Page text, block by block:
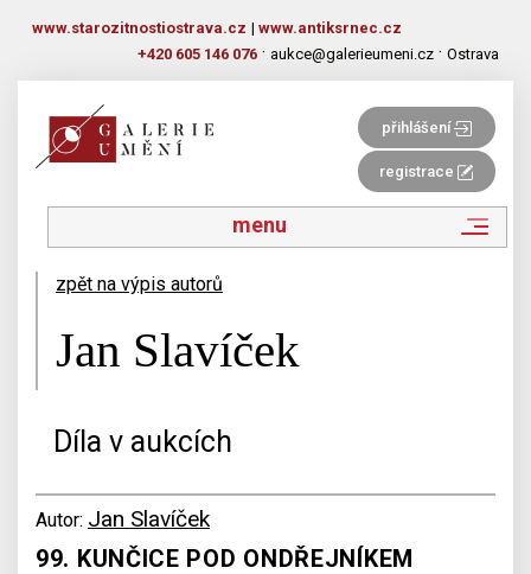
www.starozitnostiostrava.cz | www.antiksrnec.cz
+420 605 146 076 · aukce@galerieumeni.cz · Ostrava
přihlášení
registrace
menu
zpět na výpis autorů
Jan Slavíček
Díla v aukcích
Autor: Jan Slavíček
99. KUNČICE POD ONDŘEJNÍKEM